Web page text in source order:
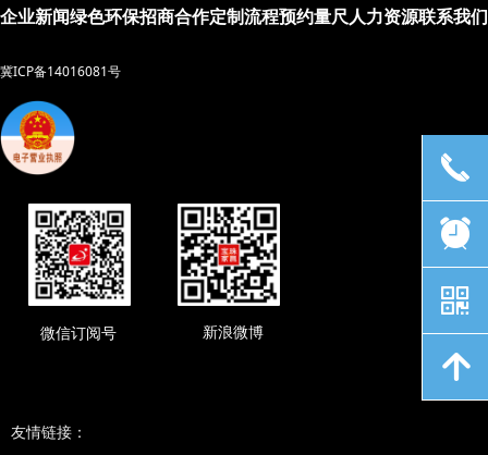
微信订阅号 新浪微博
企业新闻绿色环保招商合作定制流程预约量尺 人力资源联系我们
冀ICP备14016081号
友情链接：
끅
뀥
낃
녕